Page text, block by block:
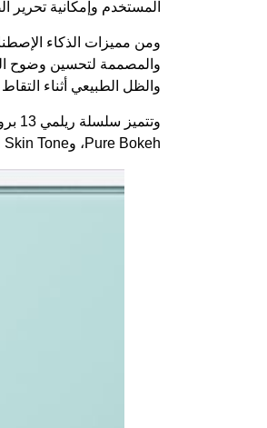
المستخدم وإمكانية تحرير
والمصممة لتحسين وضوح
والظل الطبيعي أثناء
Pure Bokeh، وAI Natural Skin Tone، وAI Ultra Clarity.